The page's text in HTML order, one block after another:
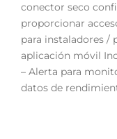
conector seco
proporcionar
para instaladores /
aplicación móvil
– Alerta para
datos de